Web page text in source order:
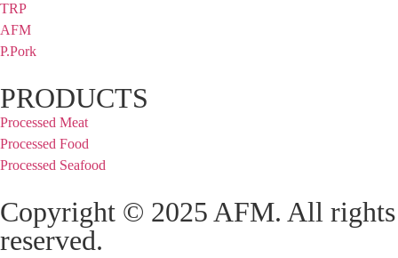
TRP
AFM
P.Pork
PRODUCTS
Processed Meat
Processed Food
Processed Seafood
Copyright © 2025 AFM. All rights
reserved.